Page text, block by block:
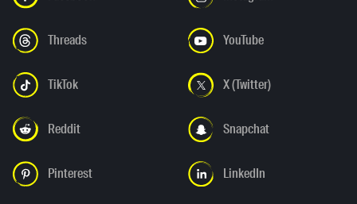
Threads YouTube
TikTok X (Twitter)
Reddit Snapchat
Pinterest LinkedIn